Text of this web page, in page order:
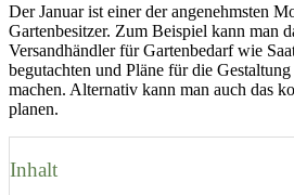
Der Januar ist einer der angenehmsten
Gartenbesitzer. Zum Beispiel kann man
Versandhändler für Gartenbedarf wie
begutachten und Pläne für die
machen. Alternativ kann man auch das
planen.
Inhalt